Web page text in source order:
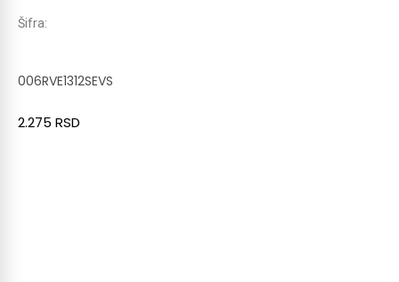
Šifra:
006RVE1312SEVS
2.275 RSD